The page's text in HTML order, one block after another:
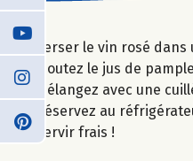
Verser le vin rosé
Ajoutez le jus de
Mélangez avec une
Réservez au
Servir frais !